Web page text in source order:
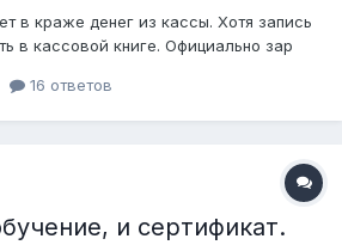
в краже денег из кассы. Хотя запись
в кассовой книге. Официально зар
в кассовой книге, причем не я
обвиняет меня в том что я якобы
16 ответов
и сертификат.